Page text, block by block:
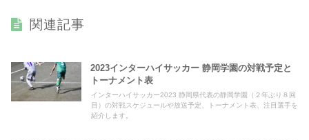
関連記事
2023インターハイサッカー 静岡学園の対戦予定と
トーナメント表
インターハイサッカー2023 静岡県代表の静岡学園（２年ぶり８回
目）の対戦スケジュールや放送予定、トーナメント表、注目選手を
紹介します。